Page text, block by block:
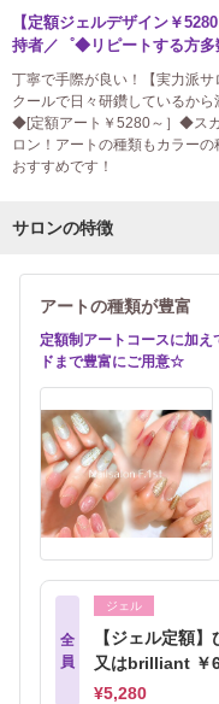
【定額ジェルデザイン￥
持者／゜◆リピートする
丁寧で手際が良い！【実力派
クールで日々研鑽しているか
◆[定額アート￥5280～］◆ス
ロン！アートの種類もカラー
おすすめです！
サロンの特徴
アートの種類が豊富
定額制アートコースに加
ドまで豊富にご用意☆
全
員
ジェル
【ジェル定額
又はbrilliant ￥
¥5,280